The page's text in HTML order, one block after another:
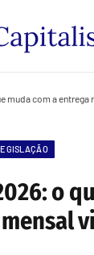
muda com a entrega
o